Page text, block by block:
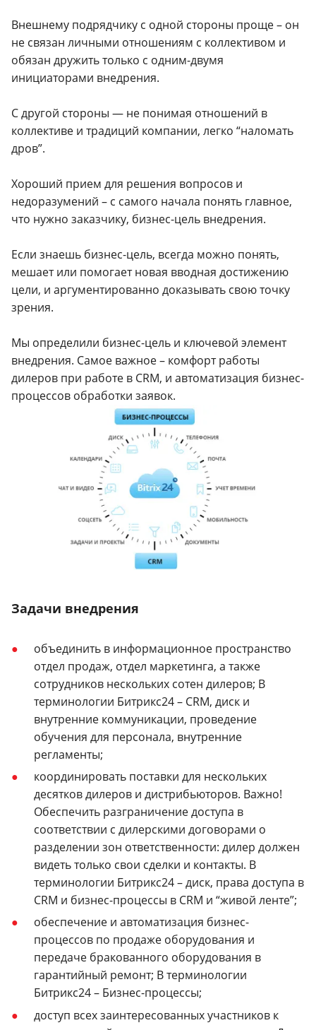
Внешнему подрядчику с одной стороны проще – он
не связан личными отношениям с коллективом и
обязан дружить только с одним-двумя
инициаторами внедрения.
С другой стороны — не понимая отношений в
коллективе и традиций компании, легко “наломать
дров”.
Хороший прием для решения вопросов и
недоразумений – с самого начала понять главное,
что нужно заказчику, бизнес-цель внедрения.
Если знаешь бизнес-цель, всегда можно понять,
мешает или помогает новая вводная достижению
цели, и аргументированно доказывать свою точку
зрения.
Мы определили бизнес-цель и ключевой элемент
внедрения. Самое важное – комфорт работы
дилеров при работе в CRM, и автоматизация бизнес-
процессов обработки заявок.
Задачи внедрения
объединить в информационное пространство
отдел продаж, отдел маркетинга, а также
сотрудников нескольких сотен дилеров; В
терминологии Битрикс24 – CRM, диск и
внутренние коммуникации, проведение
обучения для персонала, внутренние
регламенты;
координировать поставки для нескольких
десятков дилеров и дистрибьюторов. Важно!
Обеспечить разграничение доступа в
соответствии с дилерскими договорами о
разделении зон ответственности: дилер должен
видеть только свои сделки и контакты. В
терминологии Битрикс24 – диск, права доступа в
CRM и бизнес-процессы в CRM и “живой ленте”;
обеспечение и автоматизация бизнес-
процессов по продаже оборудования и
передаче бракованного оборудования в
гарантийный ремонт; В терминологии
Битрикс24 – Бизнес-процессы;
доступ всех заинтересованных участников к